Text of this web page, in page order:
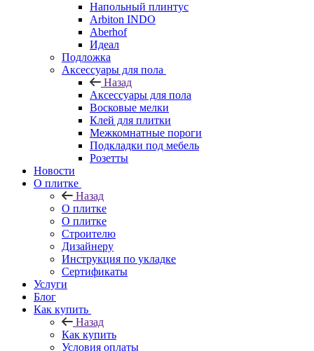
Напольный плинтус
Arbiton INDO
Aberhof
Идеал
Подложка
Аксессуары для пола
Назад
Аксессуары для пола
Восковые мелки
Клей для плитки
Межкомнатные пороги
Подкладки под мебель
Розетты
Новости
О плитке
Назад
О плитке
О плитке
Строителю
Дизайнеру
Инструкция по укладке
Сертификаты
Услуги
Блог
Как купить
Назад
Как купить
Условия оплаты